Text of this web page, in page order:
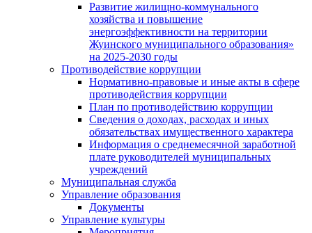
Развитие жилищно-коммунального
хозяйства и повышение
энергоэффективности на территории
Жуинского муниципального образования»
на 2025-2030 годы
Противодействие коррупции
Нормативно-правовые и иные акты в сфере
противодействия коррупции
План по противодействию коррупции
Сведения о доходах, расходах и иных
обязательствах имущественного характера
Информация о среднемесячной заработной
плате руководителей муниципальных
учреждений
Муниципальная служба
Управление образования
Документы
Управление культуры